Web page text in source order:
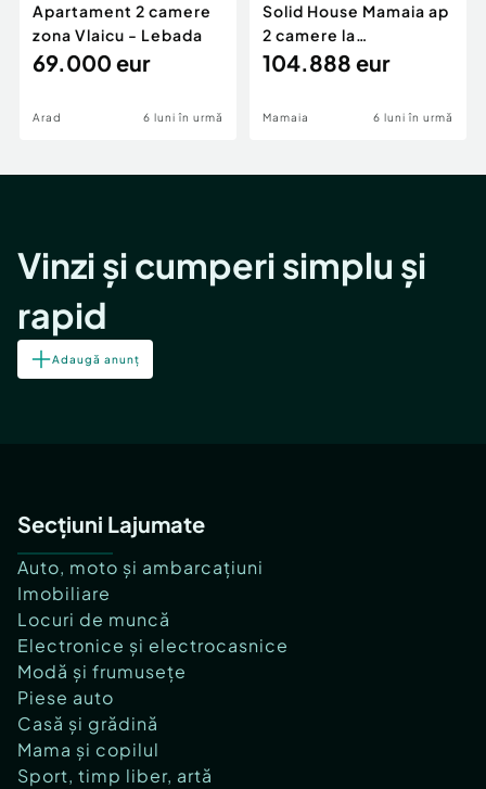
Apartament 2 camere
zona Vlaicu - Lebada
69.000 eur
Arad 6 luni în urmă
Solid House Mamaia ap
2 camere la
cheie,langa Mega
104.888 eur
Mamaia 6 luni în urmă
Vinzi și cumperi simplu și
rapid
Adaugă anunț
Secțiuni Lajumate
Auto, moto și ambarcațiuni
Imobiliare
Locuri de muncă
Electronice și electrocasnice
Modă și frumusețe
Piese auto
Casă și grădină
Mama și copilul
Sport, timp liber, artă